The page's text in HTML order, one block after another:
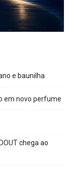
e baunilha
em novo perfume
chega ao